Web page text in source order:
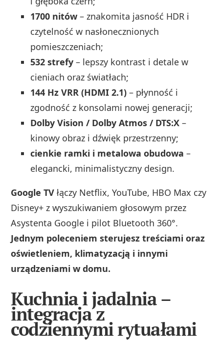
1700 nitów – znakomita jasność HDR i
czytelność w nasłonecznionych
pomieszczeniach;
532 strefy – lepszy kontrast i detale w
cieniach oraz światłach;
144 Hz VRR (HDMI 2.1) – płynność i
zgodność z konsolami nowej generacji;
Dolby Vision / Dolby Atmos / DTS:X –
kinowy obraz i dźwięk przestrzenny;
cienkie ramki i metalowa obudowa –
elegancki, minimalistyczny design.
Google TV łączy Netflix, YouTube, HBO Max czy
Disney+ z wyszukiwaniem głosowym przez
Asystenta Google i pilot Bluetooth 360°.
Jednym poleceniem sterujesz treściami oraz
oświetleniem, klimatyzacją i innymi
urządzeniami w domu.
Kuchnia i jadalnia –
integracja z
codziennymi rytuałami